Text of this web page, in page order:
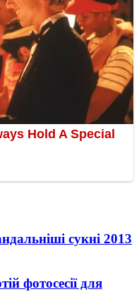
сукні 2013
фотосесії для